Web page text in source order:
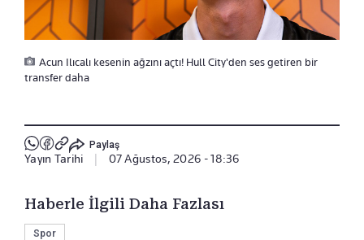
Acun Ilıcalı kesenin ağzını açtı! Hull City'den ses getiren bir
transfer daha
Paylaş
Yayın Tarihi 07 Ağustos, 2026 - 18:36
Haberle İlgili Daha Fazlası
Spor